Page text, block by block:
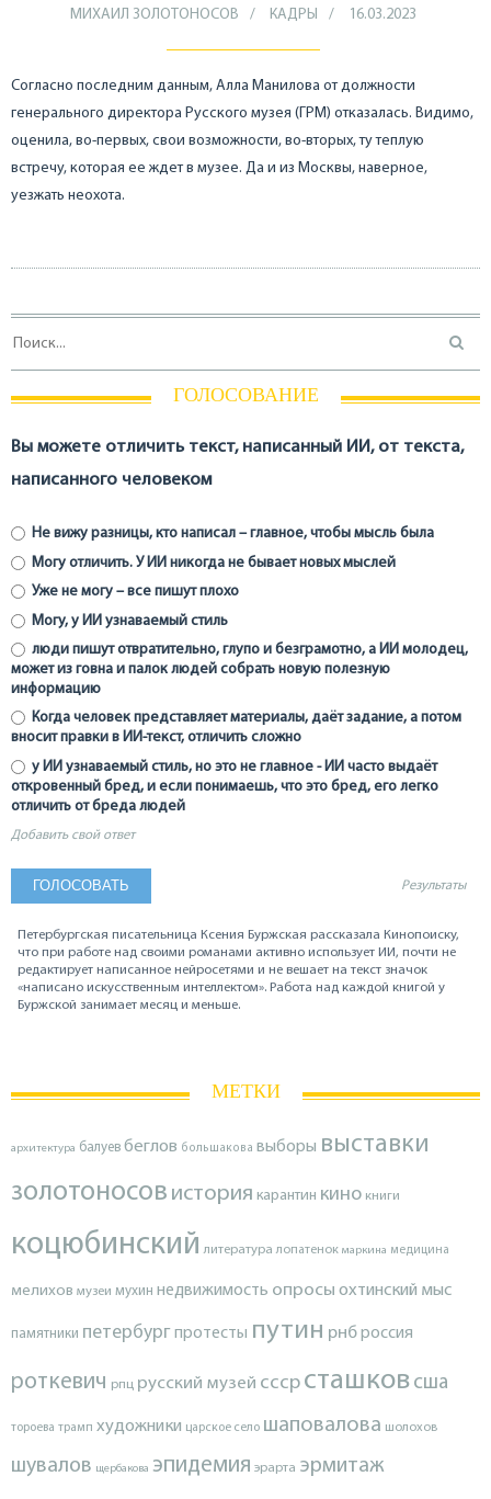
МИХАИЛ ЗОЛОТОНОСОВ КАДРЫ 16.03.2023
Согласно последним данным, Алла Манилова от должности
генерального директора Русского музея (ГРМ) отказалась. Видимо,
оценила, во-первых, свои возможности, во-вторых, ту теплую
встречу, которая ее ждет в музее. Да и из Москвы, наверное,
уезжать неохота.
ГОЛОСОВАНИЕ
Вы можете отличить текст, написанный ИИ, от текста,
написанного человеком
Не вижу разницы, кто написал – главное, чтобы мысль была
Могу отличить. У ИИ никогда не бывает новых мыслей
Уже не могу – все пишут плохо
Могу, у ИИ узнаваемый стиль
люди пишут отвратительно, глупо и безграмотно, а ИИ молодец,
может из говна и палок людей собрать новую полезную
информацию
Когда человек представляет материалы, даёт задание, а потом
вносит правки в ИИ-текст, отличить сложно
у ИИ узнаваемый стиль, но это не главное - ИИ часто выдаёт
откровенный бред, и если понимаешь, что это бред, его легко
отличить от бреда людей
Добавить свой ответ
Результаты
Петербургская писательница Ксения Буржская рассказала Кинопоиску,
что при работе над своими романами активно использует ИИ, почти не
редактирует написанное нейросетями и не вешает на текст значок
«написано искусственным интеллектом». Работа над каждой книгой у
Буржской занимает месяц и меньше.
МЕТКИ
архитектура балуев беглов большакова выборы выставки
золотоносов история карантин кино книги
коцюбинский литература лопатенок маркина медицина
мелихов музеи мухин недвижимость опросы охтинский мыс
памятники петербургпротесты путин рнброссия
роткевич рпц русский музей ссср сташков сша
тороева трамп художники царское село шаповалова шолохов
шувалов щербакова эпидемия эрарта эрмитаж